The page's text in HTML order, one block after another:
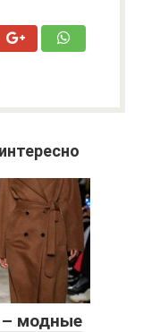
– модные